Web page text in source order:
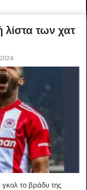
των χατ
το βράδυ της